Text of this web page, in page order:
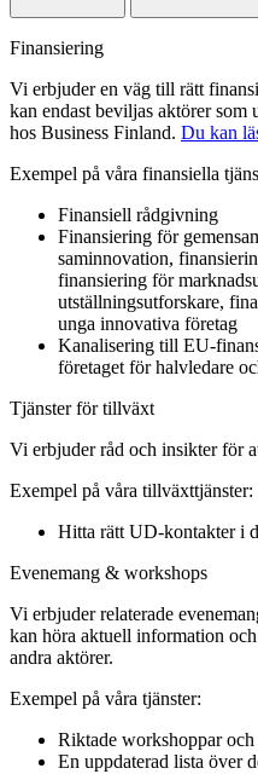
Finansiering
Vi erbjuder en väg till rätt
kan endast beviljas aktörer
hos Business Finland. Du kan
Exempel på våra finansiella
Finansiell rådgivning
Finansiering för
saminnovation,
finansiering för
utställningsutforskare,
unga innovativa företag
Kanalisering till EU-
företaget för halvledare
Tjänster för tillväxt
Vi erbjuder råd och insikter för
Exempel på våra tillväxttjänster:
Hitta rätt UD-kontakter i
Evenemang & workshops
Vi erbjuder relaterade
kan höra aktuell information
andra aktörer.
Exempel på våra tjänster:
Riktade workshoppar
En uppdaterad lista över